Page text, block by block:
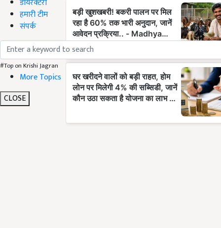
हमारी टीम
संपर्क
#Top on Krishi Jagran
More Topics
CLOSE